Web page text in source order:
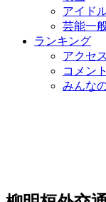
アイド
芸能一
ランキング
アクセス
コメント
みんな